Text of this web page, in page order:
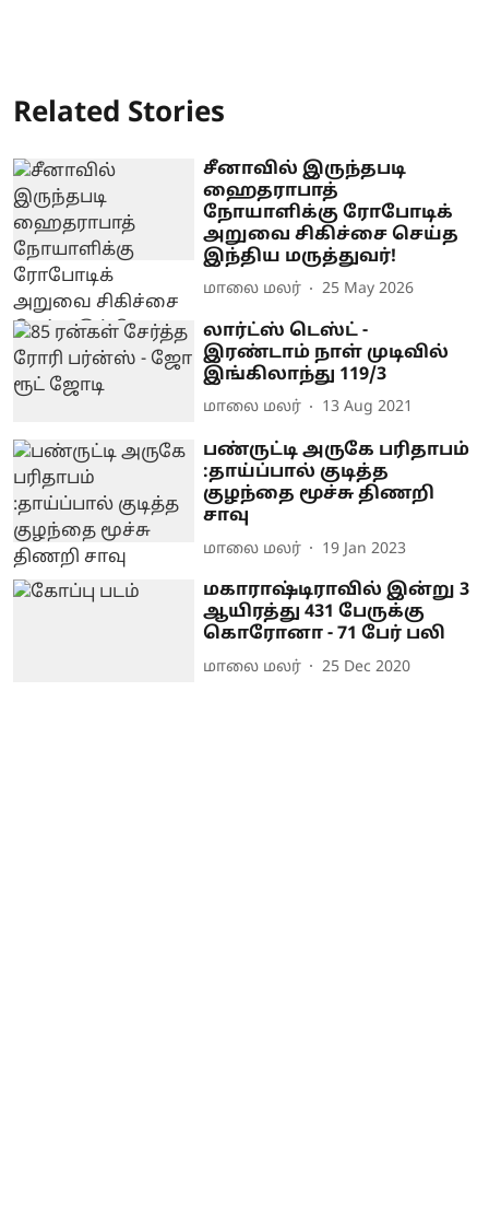
Related Stories
சீனாவில் இருந்தபடி
ஹைதராபாத்
நோயாளிக்கு ரோபோடிக்
அறுவை சிகிச்சை செய்த
இந்திய மருத்துவர்!
மாலை மலர் 25 May 2026
லார்ட்ஸ் டெஸ்ட் -
இரண்டாம் நாள் முடிவில்
இங்கிலாந்து 119/3
மாலை மலர் 13 Aug 2021
பண்ருட்டி அருகே பரிதாபம்
:தாய்ப்பால் குடித்த
குழந்தை மூச்சு திணறி
சாவு
மாலை மலர் 19 Jan 2023
மகாராஷ்டிராவில் இன்று 3
ஆயிரத்து 431 பேருக்கு
கொரோனா - 71 பேர் பலி
மாலை மலர் 25 Dec 2020